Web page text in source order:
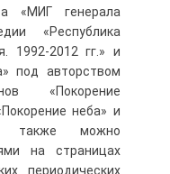
«МИГ генерала
«Республика
1992-2012 гг.» и
под авторством
«Покорение
неба» и
также можно
на страницах
периодических